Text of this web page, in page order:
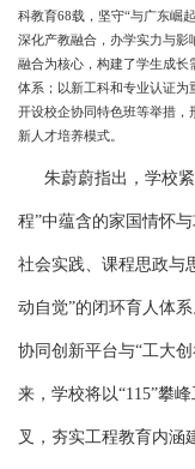
科教育68载，坚守“与广东崛
深化产教融合，办学实力与影
融合为核心，构建了学生成长
体系；以新工科和专业认证为
开设校企协同特色班等举措，
新人才培养模式。
朱蔚蔚指出，学校
程”中蕴含的家国情怀
社会实践、课程思政与
动自觉”的闭环育人体
协同创新平台与“工大
来，学校将以“115”攀
叉，夯实工程教育内涵